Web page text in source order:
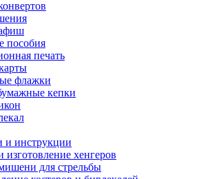
пособия
печать
флажки
кепки
и инструкции
изготовление хенгеров
для стрельбы